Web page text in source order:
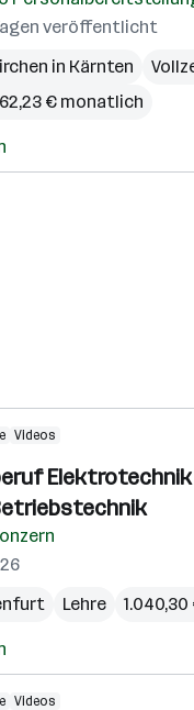
veröffentlicht
in Kärnten
€ monatlich
Videos
Lehre
Videos